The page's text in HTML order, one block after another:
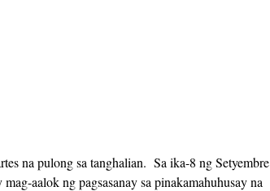
na pulong sa tanghalian.  Sa ika-8 ng Setyembre
aalok ng pagsasanay sa pinakamahuhusay na